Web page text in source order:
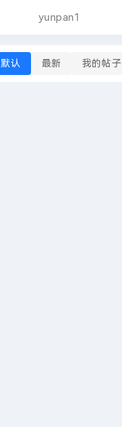
yunpan1
默认 最新 我的帖子